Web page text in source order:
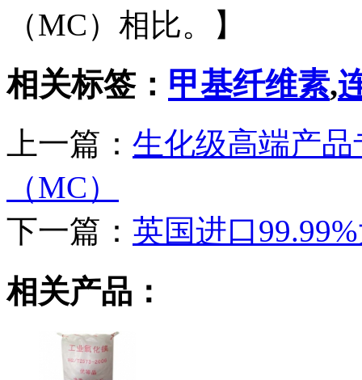
（MC）相比。】
相关标签： 甲基纤维素,
上一篇： 生化级高端产品
（MC）
下一篇： 英国进口
相关产品：